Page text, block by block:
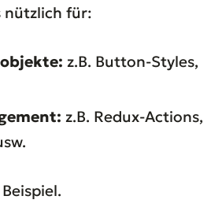
nützlich für:
z.B. Button-Styles,
z.B. Redux-Actions,